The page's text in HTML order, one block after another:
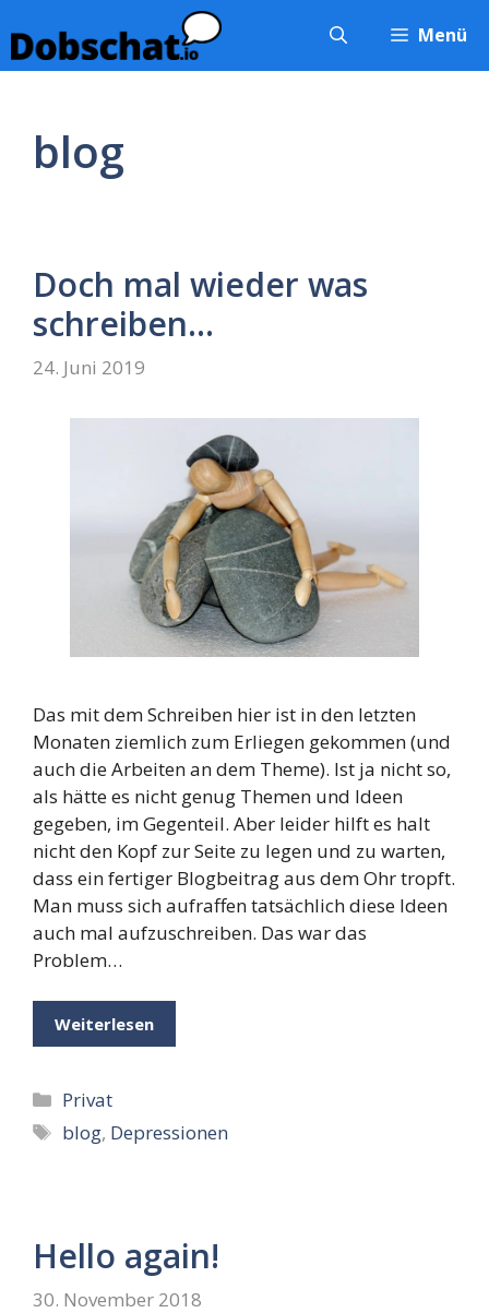
Inhalt
springen
Menü
blog
Doch mal wieder was
schreiben…
24. Juni 2019
Das mit dem Schreiben hier ist in den letzten
Monaten ziemlich zum Erliegen gekommen (und
auch die Arbeiten an dem Theme). Ist ja nicht so,
als hätte es nicht genug Themen und Ideen
gegeben, im Gegenteil. Aber leider hilft es halt
nicht den Kopf zur Seite zu legen und zu warten,
dass ein fertiger Blogbeitrag aus dem Ohr tropft.
Man muss sich aufraffen tatsächlich diese Ideen
auch mal aufzuschreiben. Das war das
Problem…
Weiterlesen
Kategorien
Privat
Schlagwörter
blog, Depressionen
Hello again!
30. November 2018